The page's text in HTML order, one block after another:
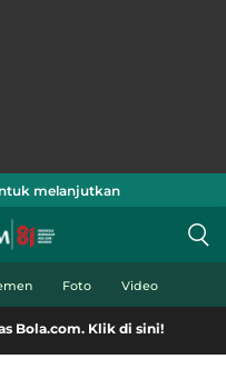
melanjutkan
Foto Video
di sini!